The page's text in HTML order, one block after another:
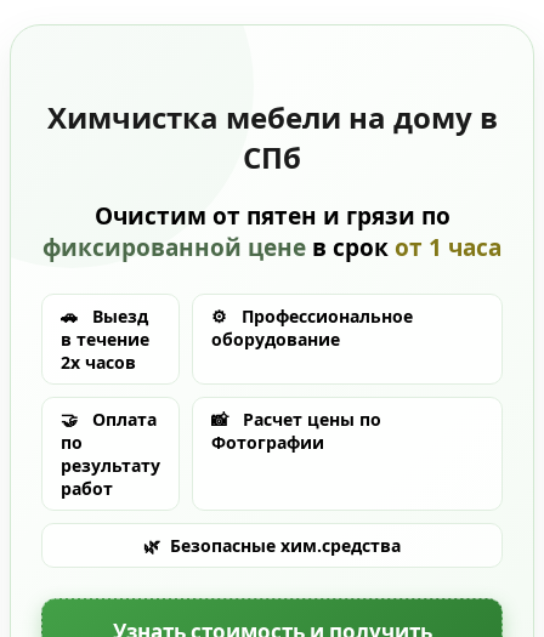
Химчистка мебели на дому в
СПб
Очистим от пятен и грязи по
фиксированной цене в срокот 1 часа
🚗
Выезд
в течение
2х часов
⚙️
Профессиональное
оборудование
🤝
Оплата
по
результату
работ
📸
Расчет цены по
Фотографии
🌿 Безопасные хим.средства